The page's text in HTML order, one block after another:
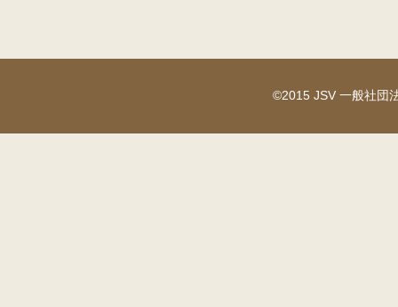
©2015 JSV 一般社団